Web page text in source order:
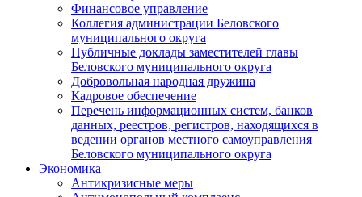
Финансовое управление
Коллегия администрации Беловского
муниципального округа
Публичные доклады заместителей главы
Беловского муниципального округа
Добровольная народная дружина
Кадровое обеспечение
Перечень информационных систем, банков
данных, реестров, регистров, находящихся в
ведении органов местного самоуправления
Беловского муниципального округа
Экономика
Антикризисные меры